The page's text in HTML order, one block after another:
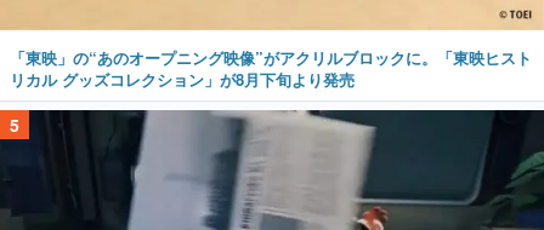
「東映」の“あのオープニング映像”がアクリルブロックに。「東映ヒスト
リカル グッズコレクション」が8月下旬より発売
5